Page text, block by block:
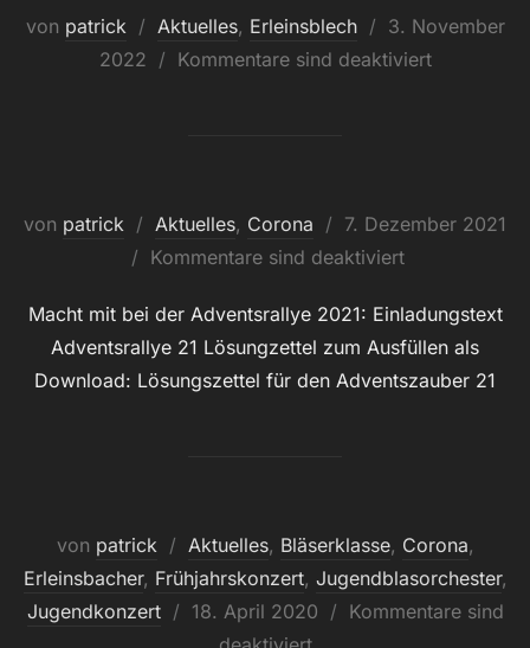
von patrick Aktuelles, Erleinsblech
Veröffentlicht
am
3. November
2022
Kommentare sind deaktiviert
von patrick Aktuelles, Corona
Veröffentlicht
am
7. Dezember 2021
Kommentare sind deaktiviert
Macht mit bei der Adventsrallye 2021: Einladungstext
Adventsrallye 21 Lösungzettel zum Ausfüllen als
Download: Lösungszettel für den Adventszauber 21
von patrick Aktuelles, Bläserklasse, Corona,
Erleinsbacher, Frühjahrskonzert, Jugendblasorchester,
Jugendkonzert
Veröffentlicht
18. April 2020
Kommentare sind